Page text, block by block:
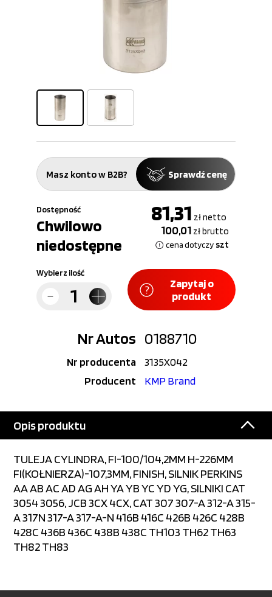
Masz konto w B2B? Sprawdź cenę
Dostępność
Chwilowo
niedostępne
81,31 złnetto
100,01 złbrutto
cena dotyczy szt
Wybierz ilość
Zapytaj o
produkt
Nr Autos 0188710
Nr producenta
3135X042
Producent
KMP Brand
Opis produktu
TULEJA CYLINDRA, FI-100/104,2MM H-226MM
FI(KOŁNIERZA)-107,3MM, FINISH, SILNIK PERKINS
AA AB AC AD AG AH YA YB YC YD YG, SILNIKI CAT
3054 3056, JCB 3CX 4CX, CAT 307 307-A 312-A 315-
A 317N 317-A 317-A-N 416B 416C 426B 426C 428B
428C 436B 436C 438B 438C TH103 TH62 TH63
TH82 TH83